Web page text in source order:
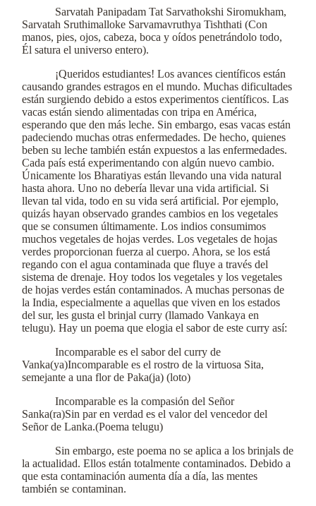
Sarvatah Panipadam Tat Sarvathokshi Siromukham,
Sarvatah Sruthimalloke Sarvamavruthya Tishthati (Con
manos, pies, ojos, cabeza, boca y oídos penetrándolo todo,
Él satura el universo entero).
¡Queridos estudiantes! Los avances científicos están
causando grandes estragos en el mundo. Muchas dificultades
están surgiendo debido a estos experimentos científicos. Las
vacas están siendo alimentadas con tripa en América,
esperando que den más leche. Sin embargo, esas vacas están
padeciendo muchas otras enfermedades. De hecho, quienes
beben su leche también están expuestos a las enfermedades.
Cada país está experimentando con algún nuevo cambio.
Únicamente los Bharatiyas están llevando una vida natural
hasta ahora. Uno no debería llevar una vida artificial. Si
llevan tal vida, todo en su vida será artificial. Por ejemplo,
quizás hayan observado grandes cambios en los vegetales
que se consumen últimamente. Los indios consumimos
muchos vegetales de hojas verdes. Los vegetales de hojas
verdes proporcionan fuerza al cuerpo. Ahora, se los está
regando con el agua contaminada que fluye a través del
sistema de drenaje. Hoy todos los vegetales y los vegetales
de hojas verdes están contaminados. A muchas personas de
la India, especialmente a aquellas que viven en los estados
del sur, les gusta el brinjal curry (llamado Vankaya en
telugu). Hay un poema que elogia el sabor de este curry así:
Incomparable es el sabor del curry de
Vanka(ya)Incomparable es el rostro de la virtuosa Sita,
semejante a una flor de Paka(ja) (loto)
Incomparable es la compasión del Señor
Sanka(ra)Sin par en verdad es el valor del vencedor del
Señor de Lanka.(Poema telugu)
Sin embargo, este poema no se aplica a los brinjals de
la actualidad. Ellos están totalmente contaminados. Debido a
que esta contaminación aumenta día a día, las mentes
también se contaminan.